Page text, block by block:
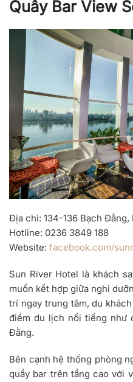
Quầy Bar View
Địa chỉ: 134-136 Bạch Đằng,
Hotline: 0236 3849 188
Website: facebook.com/
Sun River Hotel là khách
muốn kết hợp giữa nghỉ
trí ngay trung tâm, du
điểm du lịch nổi tiếng như
Đằng.
Bên cạnh hệ thống phòng
quầy bar trên tầng cao với